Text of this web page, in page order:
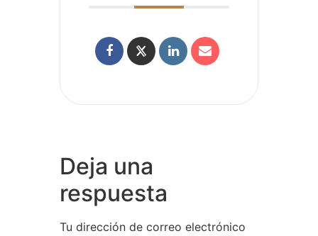
Deja una
respuesta
Tu dirección de correo electrónico